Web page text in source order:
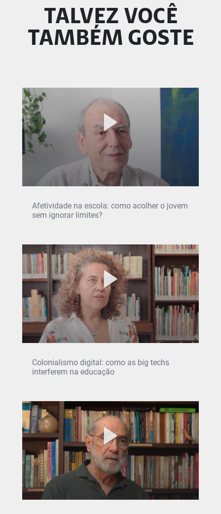
TALVEZ VOCÊ
TAMBÉM GOSTE
Afetividade na escola: como acolher o jovem
sem ignorar limites?
Colonialismo digital: como as big techs
interferem na educação